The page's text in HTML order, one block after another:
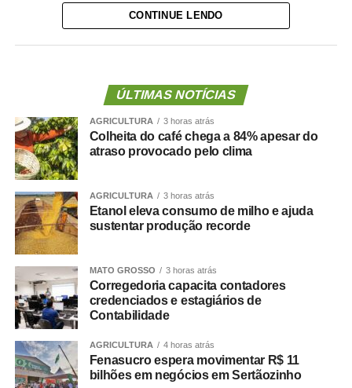
Ela reúne dois problemas importantes: excesso de
muscular. Além de aumentar o risco de fragilidade,
quedas, diabetes e doenças cardiovasculares, novas
evidências mostram que essa condição também pode
estar associada a maior risco de demência.
O que a ciência mostra :
Um grande estudo publicado na revista
Nutritionavaliou dados de centenas de milhares de
pessoas e analisou a relação entre composição corporal,
força muscular e desenvolvimento de demência.
Os resultados mostraram que tanto a sarcopenia isolada
quanto a obesidade sarcopênica estavam associadas a
CONTINUE LENDO
ÚLTIMAS NOTÍCIAS
AGRICULTURA 3 horas atrás
Colheita do café chega a 84% apesar do
atraso provocado pelo clima
AGRICULTURA 3 horas atrás
Etanol eleva consumo de milho e ajuda
sustentar produção recorde
MATO GROSSO 3 horas atrás
Corregedoria capacita contadores
credenciados e estagiários de
Contabilidade
AGRICULTURA 4 horas atrás
Fenasucro espera movimentar R$ 11
bilhões em negócios em Sertãozinho